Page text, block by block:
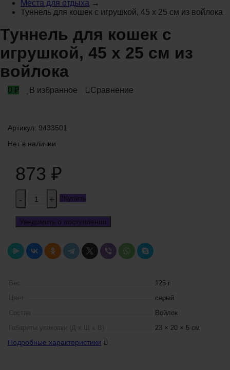
Места для отдыха →
Туннель для кошек с игрушкой, 45 х 25 см из войлока
Туннель для кошек с
игрушкой, 45 х 25 см из
войлока
0 ₽ В избранное Сравнение
Артикул: 9433501
Нет в наличии
873 ₽
- + Купить
Уведомить о поступлении
Вес
125 г
Цвет
серый
Состав
Войлок
Габариты упаковки (Д х Ш х В)
23 × 20 × 5 см
Подробные характеристики